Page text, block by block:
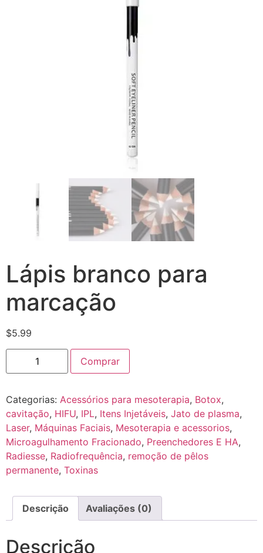
Lápis branco para
marcação
$5.99
Comprar
Categorias: Acessórios para mesoterapia, Botox,
cavitação, HIFU, IPL, Itens Injetáveis, Jato de plasma,
Laser, Máquinas Faciais, Mesoterapia e acessorios,
Microagulhamento Fracionado, Preenchedores E HA,
Radiesse, Radiofrequência, remoção de pêlos
permanente, Toxinas
Descrição Avaliações (0)
Descrição